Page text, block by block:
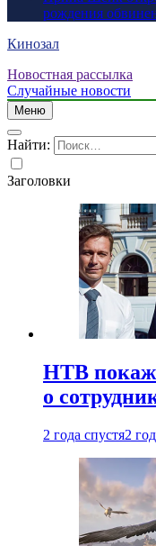
рождения
Кинозал
Новостная рассылка
Случайные новости
Меню
Найти:
Заголовки
НТВ
о
2 года спустя2